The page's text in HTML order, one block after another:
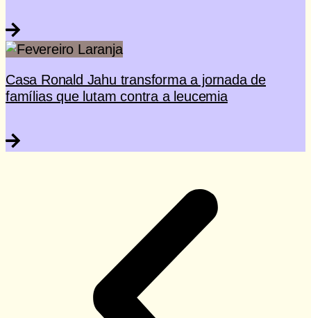
Casa Ronald Jahu transforma a jornada de
famílias que lutam contra a leucemia